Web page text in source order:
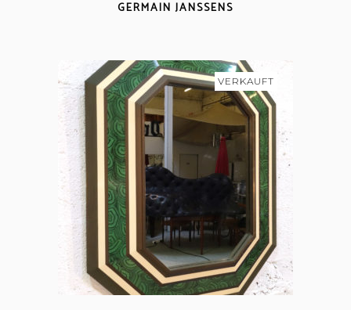
GERMAIN JANSSENS
VERKAUFT